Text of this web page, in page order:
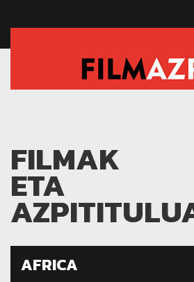
FILMAK
ETA
AFRICA